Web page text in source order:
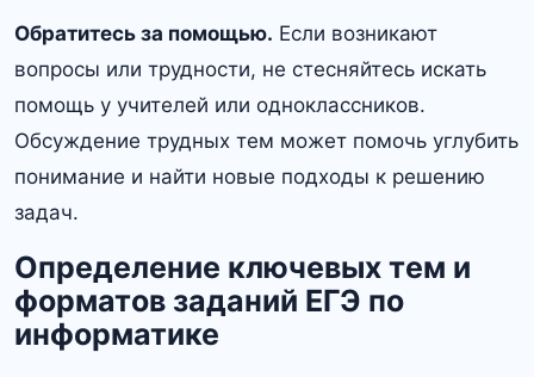
Обратитесь за помощью. Если возникают
вопросы или трудности, не стесняйтесь искать
помощь у учителей или одноклассников.
Обсуждение трудных тем может помочь углубить
понимание и найти новые подходы к решению
задач.
Определение ключевых тем и
форматов заданий ЕГЭ по
информатике